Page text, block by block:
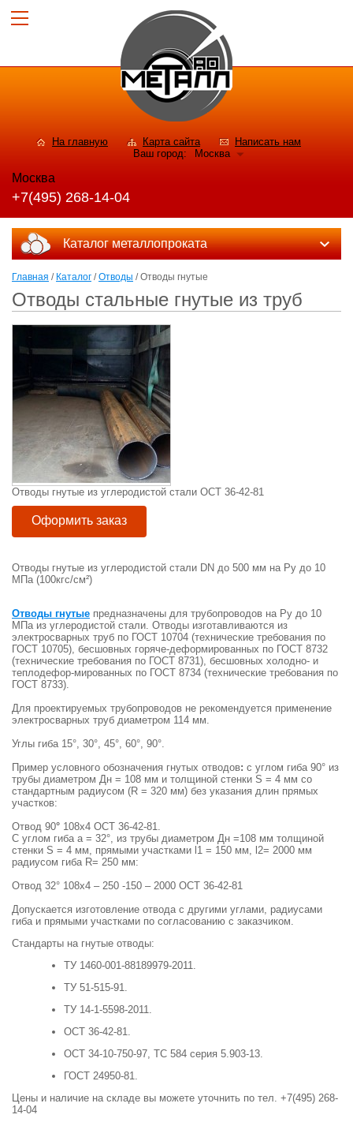
На главную Карта сайта
Написать нам
Ваш город:
Москва
Москва
+7(495) 268-14-04
Каталог металлопроката
Главная / Каталог /Отводы / Отводы гнутые
Отводы стальные гнутые из труб
Отводы гнутые из углеродистой стали ОСТ 36-42-81
Оформить заказ
Отводы гнутые из углеродистой стали DN до 500 мм на Ру до 10
МПа (100кгс/см²)
Отводы гнутые предназначены для трубопроводов на Ру до 10
МПа из углеродистой стали. Отводы изготавливаются из
электросварных труб по ГОСТ 10704 (технические требования по
ГОСТ 10705), бесшовных горяче-деформированных по ГОСТ 8732
(технические требования по ГОСТ 8731), бесшовных холодно- и
теплодефор-мированных по ГОСТ 8734 (технические требования по
ГОСТ 8733).
Для проектируемых трубопроводов не рекомендуется применение
электросварных труб диаметром 114 мм.
Углы гиба 15°, 30°, 45°, 60°, 90°.
Пример условного обозначения гнутых отводов: с углом гиба 90° из
трубы диаметром Дн = 108 мм и толщиной стенки S = 4 мм со
стандартным радиусом (R = 320 мм) без указания длин прямых
участков:
Отвод 90° 108x4 ОСТ 36-42-81.
С углом гиба а = 32°, из трубы диаметром Дн =108 мм толщиной
стенки S = 4 мм, прямыми участками l1 = 150 мм, l2= 2000 мм
радиусом гиба R= 250 мм:
Отвод 32° 108x4 – 250 -150 – 2000 ОСТ 36-42-81
Допускается изготовление отвода с другими углами, радиусами
гиба и прямыми участками по согласованию с заказчиком.
Стандарты на гнутые отводы:
ТУ 1460-001-88189979-2011.
ТУ 51-515-91.
ТУ 14-1-5598-2011.
ОСТ 36-42-81.
ОСТ 34-10-750-97, ТС 584 серия 5.903-13.
ГОСТ 24950-81.
Цены и наличие на складе вы можете уточнить по тел. +7(495) 268-
14-04